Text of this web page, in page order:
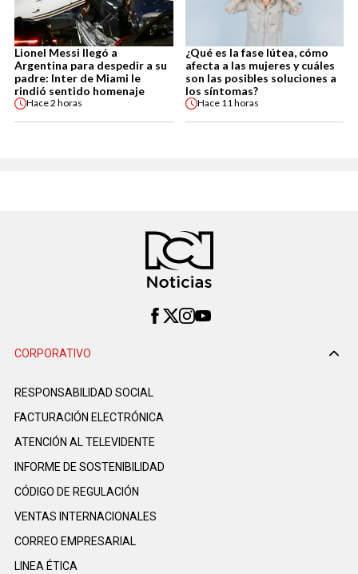
Lionel Messi llegó a
Argentina para despedir a su
padre: Inter de Miami le
rindió sentido homenaje
Hace2 horas
¿Qué es la fase lútea, cómo
afecta a las mujeres y cuáles
son las posibles soluciones a
los síntomas?
Hace 11 horas
CORPORATIVO
RESPONSABILIDAD SOCIAL
FACTURACIÓN ELECTRÓNICA
ATENCIÓN AL TELEVIDENTE
INFORME DE SOSTENIBILIDAD
CÓDIGO DE REGULACIÓN
VENTAS INTERNACIONALES
CORREO EMPRESARIAL
LINEA ÉTICA